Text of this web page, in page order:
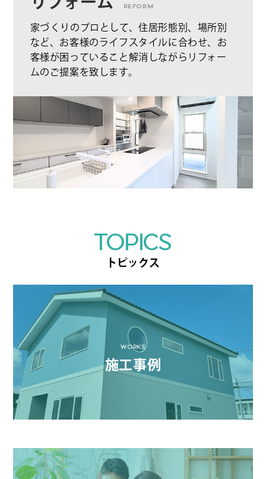
REFORM
家づくりのプロとして、住居形態別、場所別
など、お客様のライフスタイルに合わせ、お
客様が困っていること解消しながらリフォー
ムのご提案を致します。
TOPICS
トピックス
WORKS
施工事例